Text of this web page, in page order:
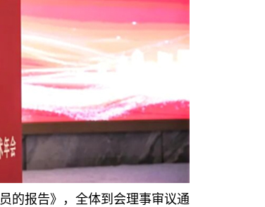
的报告》，全体到会理事审议通